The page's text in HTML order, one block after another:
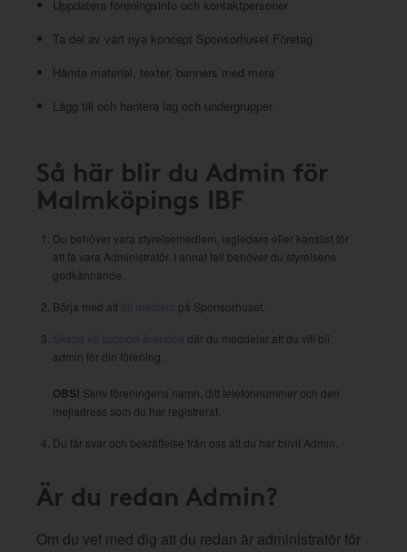
Uppdatera föreningsinfo och kontaktpersoner
Ta del av vårt nya koncept Sponsorhuset Företag
Hämta material, texter, banners med mera
Lägg till och hantera lag och undergrupper
Så här blir du Admin för
Malmköpings IBF
Du behöver vara styrelsemedlem, lagledare eller kanslist för
att få vara Administratör. I annat fall behöver du styrelsens
godkännande.
Börja med att bli medlem på Sponsorhuset.
Skapa ett support-ärendea
där du meddelar att du vill bli
admin för din förening.
OBS! Skriv föreningens namn, ditt telefonnummer och den
mejladress som du har registrerat.
Du får svar och bekräftelse från oss att du har blivit Admin.
Är du redan Admin?
Om du vet med dig att du redan är administratör för